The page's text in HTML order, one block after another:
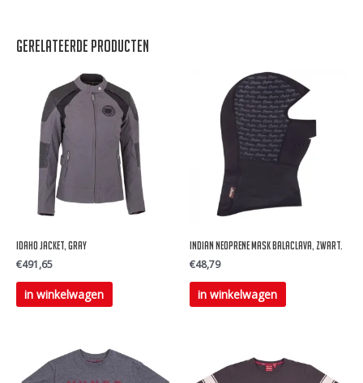
Gerelateerde producten
IDAHO JACKET, GRAY
€491,65
in winkelwagen
Dit
product
meerdere
variaties.
Indian Neoprene mask balaclava, zwart.
€48,79
in winkelwagen